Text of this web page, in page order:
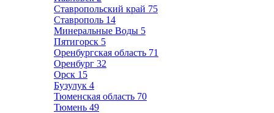
Ставропольский край 75
Ставрополь 14
Минеральные Воды 5
Пятигорск 5
Оренбургская область 71
Оренбург 32
Орск 15
Бузулук 4
Тюменская область 70
Тюмень 49